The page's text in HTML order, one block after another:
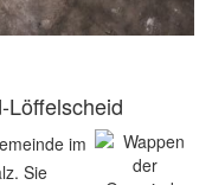
Löffelscheid
im
Sie